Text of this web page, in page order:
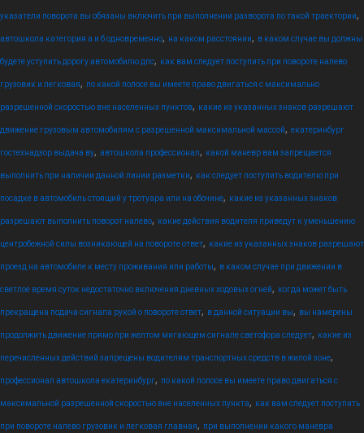
указатели поворота вы обязаны включить при выполнении разворота по такой траектории,
автошкола категория а и б одновременно, на каком расстоянии, в каком случае вы должны
будете уступить дорогу автомобилю дпс, как вам следует поступить при повороте налево
грузовик и легковая, по какой полосе вы имеете право двигаться с максимально
разрешенной скоростью вне населенных пунктов, какие из указанных знаков разрешают
движение грузовым автомобилям с разрешенной максимальной массой, екатеринбург
гостехнадзор выдача ву, автошкола профессионал, какой маневр вам запрещается
выполнить при наличии данной линии разметки, как следует поступить водителю при
посадке в автомобиль стоящий у тротуара или на обочине, какие из указанных знаков
разрешают выполнить поворот налево, какие действия водителя приведут к уменьшению
центробежной силы возникающей на повороте ответ, какие из указанных знаков разрешают
проезд на автомобиле к месту проживания или работы, в каком случае при движении в
светлое время суток недостаточно включения дневных ходовых огней, когда может быть
прекращена подача сигнала рукой о повороте ответ, в данной ситуации вы, вы намерены
продолжить движение прямо при желтом мигающем сигнале светофора следует, какие из
перечисленных действий запрещены водителям транспортных средств в жилой зоне,
профессионал автошкола екатеринбург, по какой полосе вы имеете право двигаться с
максимальной разрешенной скоростью вне населенных пункта, как вам следует поступить
при повороте налево грузовик и легковая главная, при выполнении какого маневра